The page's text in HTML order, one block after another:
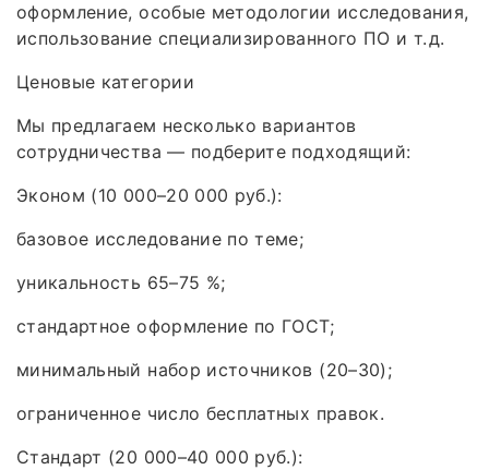
оформление, особые методологии исследования,
использование специализированного ПО и т. д.
Ценовые категории
Мы предлагаем несколько вариантов
сотрудничества — подберите подходящий:
Эконом (10 000–20 000 руб.):
базовое исследование по теме;
уникальность 65–75 %;
стандартное оформление по ГОСТ;
минимальный набор источников (20–30);
ограниченное число бесплатных правок.
Стандарт (20 000–40 000 руб.):